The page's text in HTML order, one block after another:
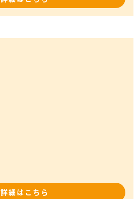
詳細はこちら